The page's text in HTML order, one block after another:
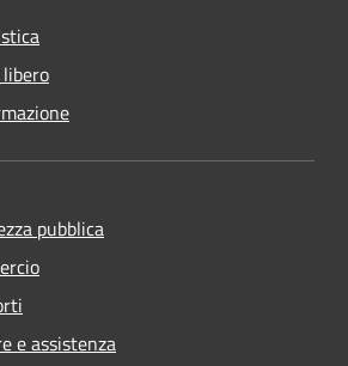
pubblica
e assistenza